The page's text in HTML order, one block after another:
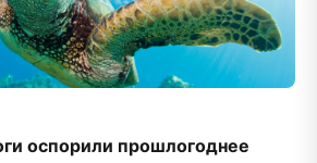
оспорили прошлогоднее